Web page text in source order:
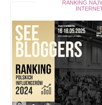
RANKING